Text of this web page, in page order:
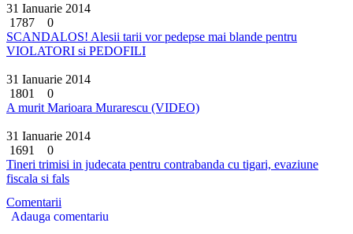
31 Ianuarie 2014
1787
0
SCANDALOS! Alesii tarii vor pedepse mai blande pentru
VIOLATORI si PEDOFILI
31 Ianuarie 2014
1801
0
A murit Marioara Murarescu (VIDEO)
31 Ianuarie 2014
1691
0
Tineri trimisi in judecata pentru contrabanda cu tigari, evaziune
fiscala si fals
Comentarii
Adauga comentariu